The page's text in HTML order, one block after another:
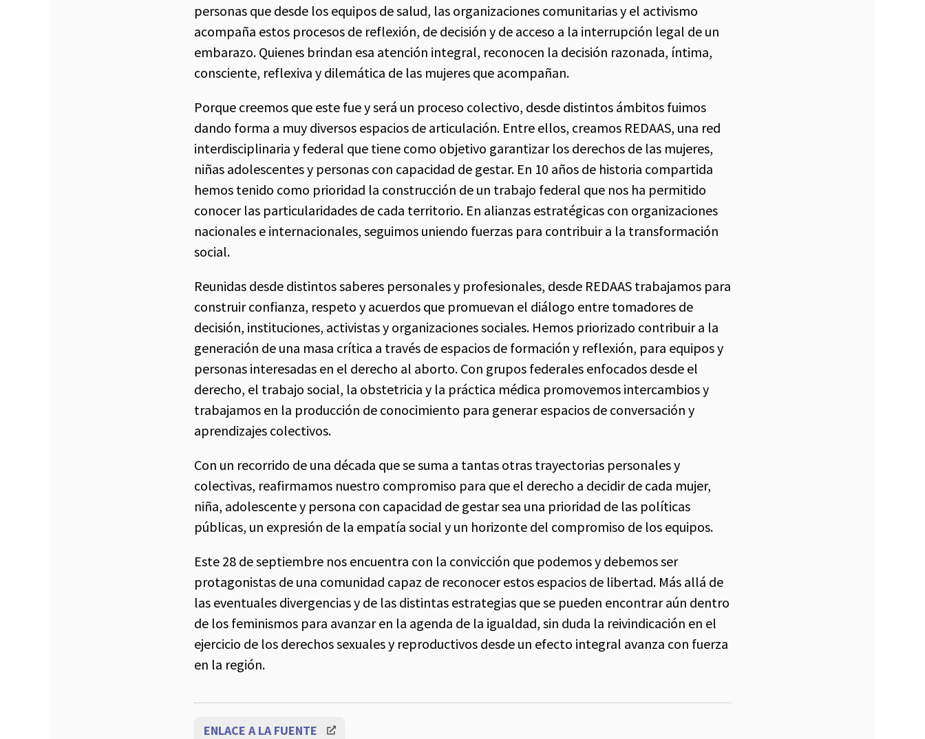
personas que desde los equipos de salud, las organizaciones comunitarias y el activismo
acompaña estos procesos de reflexión, de decisión y de acceso a la interrupción legal de un
embarazo. Quienes brindan esa atención integral, reconocen la decisión razonada, íntima,
consciente, reflexiva y dilemática de las mujeres que acompañan.
Porque creemos que este fue y será un proceso colectivo, desde distintos ámbitos fuimos
dando forma a muy diversos espacios de articulación. Entre ellos, creamos REDAAS, una red
interdisciplinaria y federal que tiene como objetivo garantizar los derechos de las mujeres,
niñas adolescentes y personas con capacidad de gestar. En 10 años de historia compartida
hemos tenido como prioridad la construcción de un trabajo federal que nos ha permitido
conocer las particularidades de cada territorio. En alianzas estratégicas con organizaciones
nacionales e internacionales, seguimos uniendo fuerzas para contribuir a la transformación
social.
Reunidas desde distintos saberes personales y profesionales, desde REDAAS trabajamos para
construir confianza, respeto y acuerdos que promuevan el diálogo entre tomadores de
decisión, instituciones, activistas y organizaciones sociales. Hemos priorizado contribuir a la
generación de una masa crítica a través de espacios de formación y reflexión, para equipos y
personas interesadas en el derecho al aborto. Con grupos federales enfocados desde el
derecho, el trabajo social, la obstetricia y la práctica médica promovemos intercambios y
trabajamos en la producción de conocimiento para generar espacios de conversación y
aprendizajes colectivos.
Con un recorrido de una década que se suma a tantas otras trayectorias personales y
colectivas, reafirmamos nuestro compromiso para que el derecho a decidir de cada mujer,
niña, adolescente y persona con capacidad de gestar sea una prioridad de las políticas
públicas, un expresión de la empatía social y un horizonte del compromiso de los equipos.
Este 28 de septiembre nos encuentra con la convicción que podemos y debemos ser
protagonistas de una comunidad capaz de reconocer estos espacios de libertad. Más allá de
las eventuales divergencias y de las distintas estrategias que se pueden encontrar aún dentro
de los feminismos para avanzar en la agenda de la igualdad, sin duda la reivindicación en el
ejercicio de los derechos sexuales y reproductivos desde un efecto integral avanza con fuerza
en la región.
ENLACE A LA FUENTE